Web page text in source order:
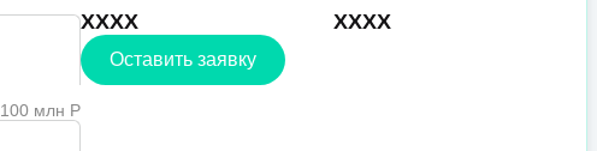
100 млн Р
XXXX XXXX
Оставить заявку